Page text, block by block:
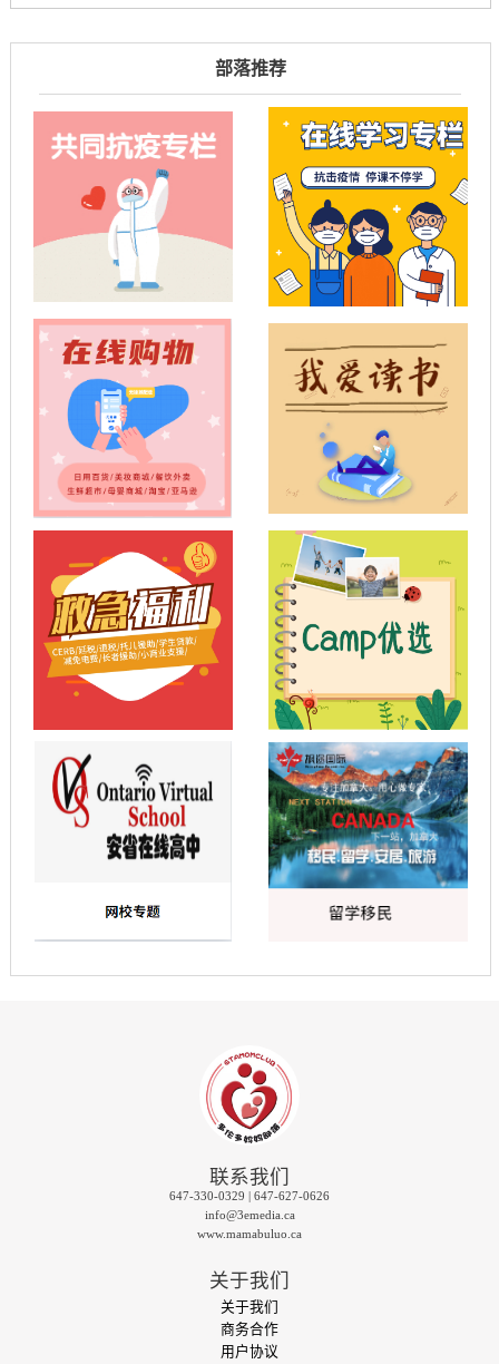
部落推荐
联系我们
647-330-0329 | 647-627-0626
info@3emedia.ca
www.mamabuluo.ca
关于我们
关于我们
商务合作
用户协议